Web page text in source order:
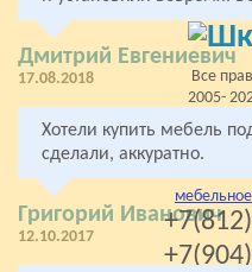
Дмитрий Евгениевич
17.08.2018
Хотели купить мебель
сделали, аккуратно.
Григорий Иванович
12.10.2017
Все
2005-